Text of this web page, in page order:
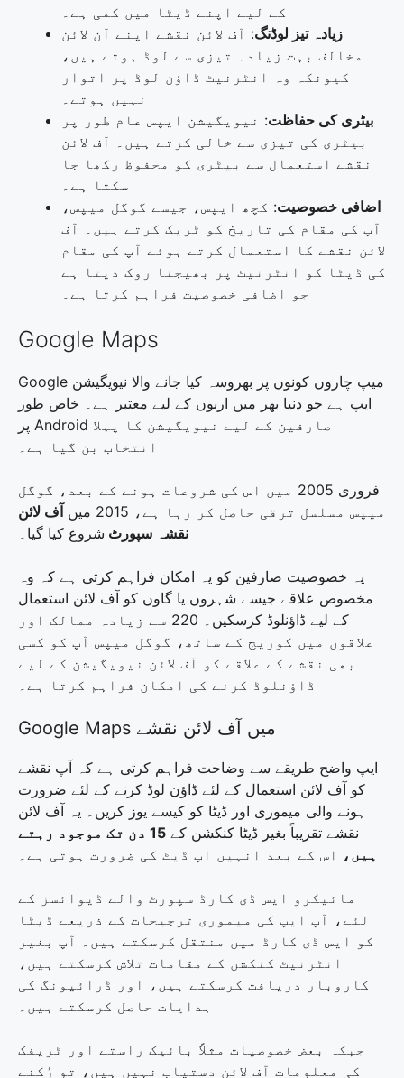
کے لیے اپنے ڈیٹا میں کمی ہے۔
زیادہ تیز لوڈنگ: آف لائن نقشے اپنے آن لائن
مخالف بہت زیادہ تیزی سے لوڈ ہوتے ہیں،
کیونکہ وہ انٹرنیٹ ڈاؤن لوڈ پر اتوار
نہیں ہوتے۔
بیٹری کی حفاظت: نیویگیشن ایپس عام طور پر
بیٹری کی تیزی سے خالی کرتے ہیں۔ آف لائن
نقشے استعمال سے بیٹری کو محفوظ رکھا جا
سکتا ہے۔
اضافی خصوصیت: کچھ ایپس، جیسے گوگل میپس،
آپ کی مقام کی تاریخ کو ٹریک کرتے ہیں۔ آف
لائن نقشے کا استعمال کرتے ہوئے آپ کی مقام
کی ڈیٹا کو انٹرنیٹ پر بھیجنا روک دیتا ہے
جو اضافی خصوصیت فراہم کرتا ہے۔
Google Maps
Google میپ چاروں کونوں پر بھروسہ کیا جانے والا نیویگیشن
ایپ ہے جو دنیا بھر میں اربوں کے لیے معتبر ہے۔ خاص طور
پر Android صارفین کے لیے نیویگیشن کا پہلا
انتخاب بن گیا ہے۔
فروری 2005 میں اس کی شروعات ہونے کے بعد، گوگل
میپس مسلسل ترقی حاصل کر رہا ہے، 2015 میں
آف لائن
نقشہ سپورٹ شروع کیا گیا۔
یہ خصوصیت صارفین کو یہ امکان فراہم کرتی ہے کہ وہ
مخصوص علاقے جیسے شہروں یا گاوں کو آف لائن استعمال
کے لیے ڈاؤنلوڈ کرسکیں۔ 220 سے زیادہ ممالک اور
علاقوں میں کوریج کے ساتھ، گوگل میپس آپ کو کسی
بھی نقشے کے علاقے کو آف لائن نیویگیشن کے لیے
ڈاؤنلوڈ کرنے کی امکان فراہم کرتا ہے۔
Google Maps میں آف لائن نقشے
ایپ واضح طریقے سے وضاحت فراہم کرتی ہے کہ آپ نقشے
کو آف لائن استعمال کے لئے ڈاؤن لوڈ کرنے کے لئے ضرورت
ہونے والی میموری اور ڈیٹا کو کیسے یوز کریں۔ یہ آف لائن
نقشے تقریباً بغیر ڈیٹا کنکشن کے
15 دن تک موجود رہتے
ہیں، اس کے بعد انہیں اپ ڈیٹ کی ضرورت ہوتی ہے۔
مائیکرو ایس ڈی کارڈ سپورٹ والے ڈیوائسز کے
لئے، آپ ایپ کی میموری ترجیحات کے ذریعے ڈیٹا
کو ایس ڈی کارڈ میں منتقل کرسکتے ہیں۔ آپ بغیر
انٹرنیٹ کنکشن کے مقامات تلاش کرسکتے ہیں،
کاروبار دریافت کرسکتے ہیں، اور ڈرائیونگ کی
ہدایات حاصل کرسکتے ہیں۔
جبکہ بعض خصوصیات مثلاً بائیک راستے اور ٹریفک
کی معلومات آف لائن دستیاب نہیں ہیں، تو رُکنے